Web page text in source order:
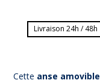
Livraison 24h / 48h
Cette anse amovible